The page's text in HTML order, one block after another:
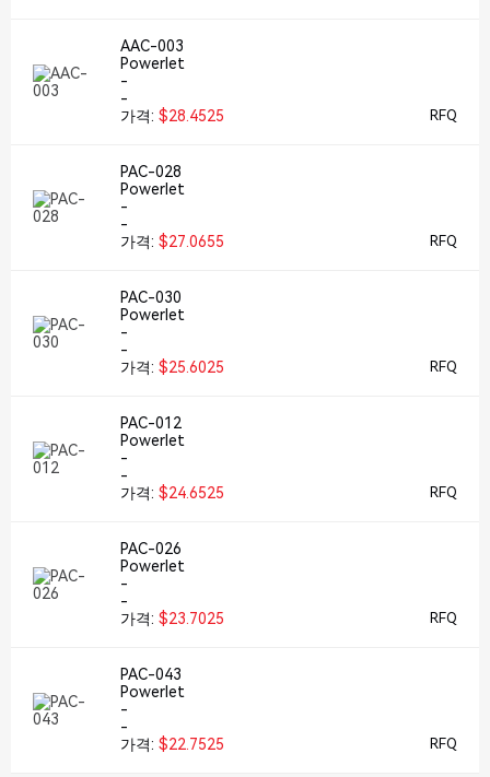
AAC-003
Powerlet
-
-
가격: $28.4525 RFQ
PAC-028
Powerlet
-
-
가격: $27.0655 RFQ
PAC-030
Powerlet
-
-
가격: $25.6025 RFQ
PAC-012
Powerlet
-
-
가격: $24.6525 RFQ
PAC-026
Powerlet
-
-
가격: $23.7025 RFQ
PAC-043
Powerlet
-
-
가격: $22.7525 RFQ